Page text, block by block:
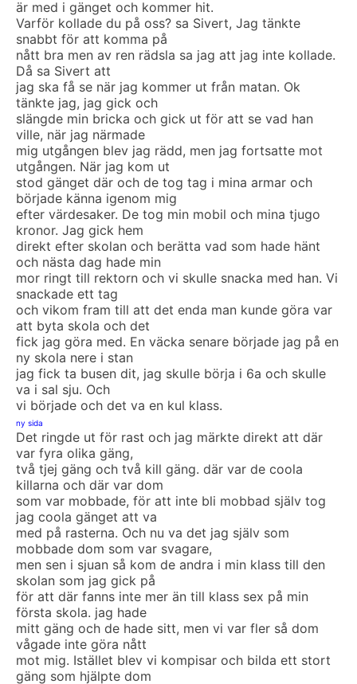
är med i gänget och kommer hit.
Varför kollade du på oss? sa Sivert, Jag tänkte
snabbt för att komma på
nått bra men av ren rädsla sa jag att jag inte kollade.
Då sa Sivert att
jag ska få se när jag kommer ut från matan. Ok
tänkte jag, jag gick och
slängde min bricka och gick ut för att se vad han
ville, när jag närmade
mig utgången blev jag rädd, men jag fortsatte mot
utgången. När jag kom ut
stod gänget där och de tog tag i mina armar och
började känna igenom mig
efter värdesaker. De tog min mobil och mina tjugo
kronor. Jag gick hem
direkt efter skolan och berätta vad som hade hänt
och nästa dag hade min
mor ringt till rektorn och vi skulle snacka med han. Vi
snackade ett tag
och vikom fram till att det enda man kunde göra var
att byta skola och det
fick jag göra med. En väcka senare började jag på en
ny skola nere i stan
jag fick ta busen dit, jag skulle börja i 6a och skulle
va i sal sju. Och
vi började och det va en kul klass.
ny sida
Det ringde ut för rast och jag märkte direkt att där
var fyra olika gäng,
två tjej gäng och två kill gäng. där var de coola
killarna och där var dom
som var mobbade, för att inte bli mobbad själv tog
jag coola gänget att va
med på rasterna. Och nu va det jag själv som
mobbade dom som var svagare,
men sen i sjuan så kom de andra i min klass till den
skolan som jag gick på
för att där fanns inte mer än till klass sex på min
första skola. jag hade
mitt gäng och de hade sitt, men vi var fler så dom
vågade inte göra nått
mot mig. Istället blev vi kompisar och bilda ett stort
gäng som hjälpte dom